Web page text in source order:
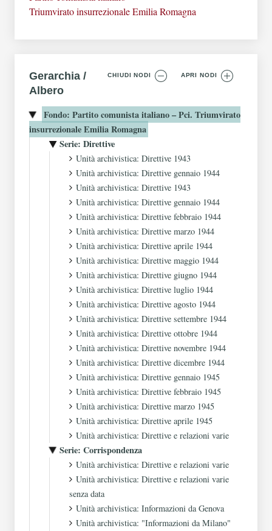
Triumvirato insurrezionale Emilia Romagna
CHIUDI NODI APRI NODI
Gerarchia /
Albero
Fondo: Partito comunista italiano – Pci. Triumvirato
insurrezionale Emilia Romagna
Serie: Direttive
Unità archivistica: Direttive 1943
Unità archivistica: Direttive gennaio 1944
Unità archivistica: Direttive 1943
Unità archivistica: Direttive gennaio 1944
Unità archivistica: Direttive febbraio 1944
Unità archivistica: Direttive marzo 1944
Unità archivistica: Direttive aprile 1944
Unità archivistica: Direttive maggio 1944
Unità archivistica: Direttive giugno 1944
Unità archivistica: Direttive luglio 1944
Unità archivistica: Direttive agosto 1944
Unità archivistica: Direttive settembre 1944
Unità archivistica: Direttive ottobre 1944
Unità archivistica: Direttive novembre 1944
Unità archivistica: Direttive dicembre 1944
Unità archivistica: Direttive gennaio 1945
Unità archivistica: Direttive febbraio 1945
Unità archivistica: Direttive marzo 1945
Unità archivistica: Direttive aprile 1945
Unità archivistica: Direttive e relazioni varie
Serie: Corrispondenza
Unità archivistica: Direttive e relazioni varie
Unità archivistica: Direttive e relazioni varie
senza data
Unità archivistica: Informazioni da Genova
Unità archivistica: "Informazioni da Milano"